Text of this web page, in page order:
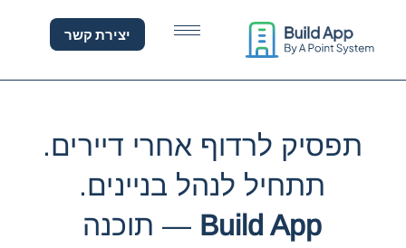
תוכנה לניהול בניינים —
יצירת קשר
תפסיק לרדוף אחרי דיירים.
תתחיל לנהל בניינים.
Build App — תוכנה